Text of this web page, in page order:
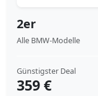
2er
Alle BMW-Modelle
Günstigster Deal
359 €